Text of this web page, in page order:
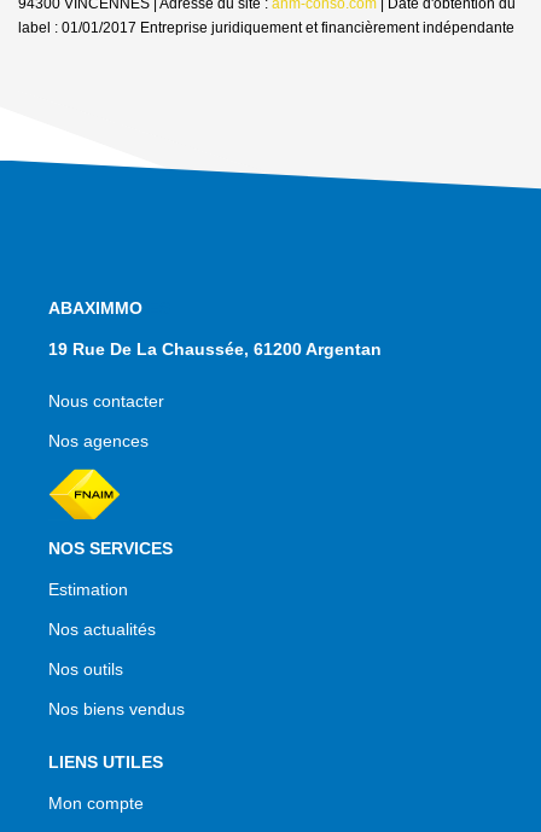
label : 01/01/2017 Entreprise juridiquement et financièrement indépendante
NOS AGENCES
19 Rue De La Chaussée, 61200 Argentan
Nous contacter
Nos agences
NOS SERVICES
Estimation
Nos actualités
Nos outils
Nos biens vendus
LIENS UTILES
Mon compte